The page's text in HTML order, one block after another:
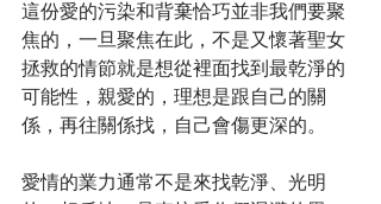
這份愛的污染和背棄恰巧並非我們要聚
焦的，一旦聚焦在此，不是又懷著聖女
拯救的情節就是想從裡面找到最乾淨的
可能性，親愛的，理想是跟自己的關
係，再往關係找，自己會傷更深的。
愛情的業力通常不是來找乾淨、光明